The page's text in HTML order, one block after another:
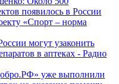
появилось в России
«Спорт – норма
могут узаконить
в аптеках - Радио
уже выполнили